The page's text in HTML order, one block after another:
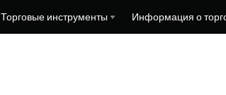
Торговые инструменты Информация о